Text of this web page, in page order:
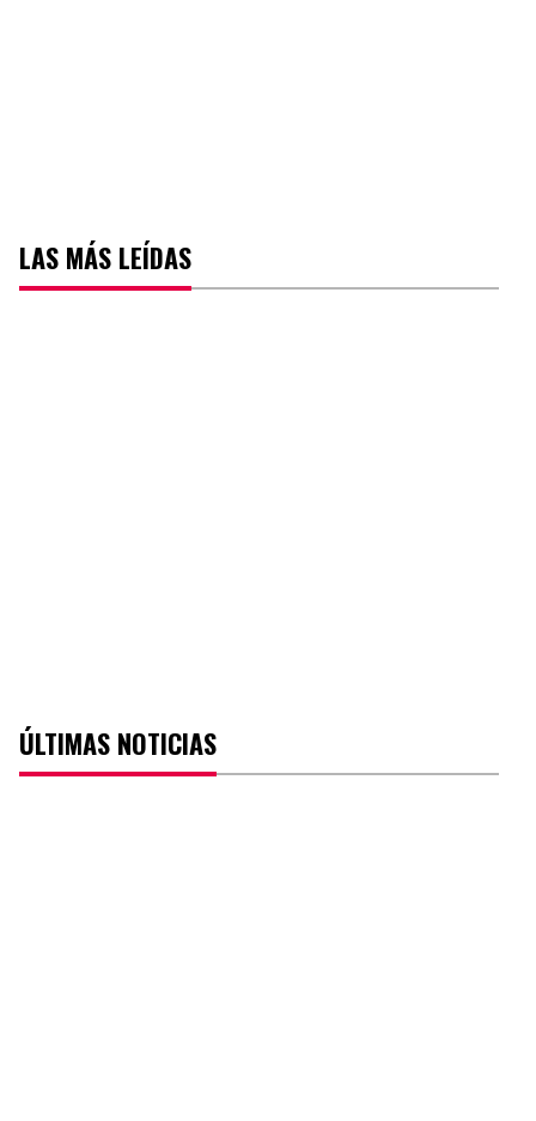
LAS MÁS LEÍDAS
ÚLTIMAS NOTICIAS